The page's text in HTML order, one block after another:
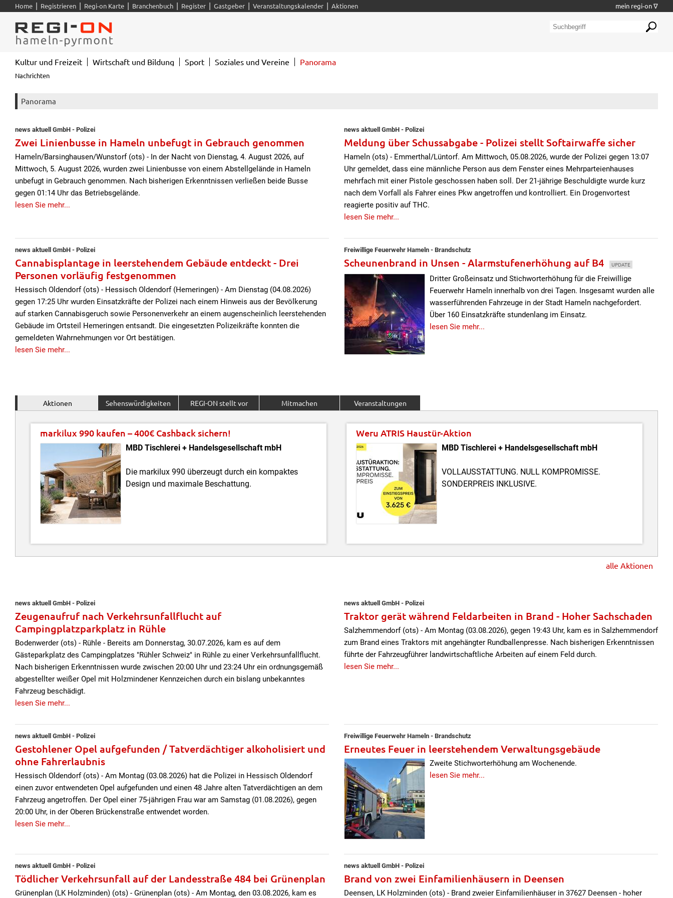
Panorama
news aktuell GmbH - Polizei
Zwei Linienbusse in Hameln unbefugt in Gebrauch genommen
Hameln/Barsinghausen/Wunstorf (ots) - In der Nacht von Dienstag, 4. August 2026, auf
Mittwoch, 5. August 2026, wurden zwei Linienbusse von einem Abstellgelände in Hameln
unbefugt in Gebrauch genommen. Nach bisherigen Erkenntnissen verließen beide Busse
gegen 01:14 Uhr das Betriebsgelände.
lesen Sie mehr...
news aktuell GmbH - Polizei
Meldung über Schussabgabe - Polizei stellt Softairwaffe sicher
Hameln (ots) - Emmerthal/Lüntorf. Am Mittwoch, 05.08.2026, wurde der Polizei gegen 13:07
Uhr gemeldet, dass eine männliche Person aus dem Fenster eines Mehrparteienhauses
mehrfach mit einer Pistole geschossen haben soll. Der 21-jährige Beschuldigte wurde kurz
nach dem Vorfall als Fahrer eines Pkw angetroffen und kontrolliert. Ein Drogenvortest
reagierte positiv auf THC.
lesen Sie mehr...
news aktuell GmbH - Polizei
Cannabisplantage in leerstehendem Gebäude entdeckt - Drei
Personen vorläufig festgenommen
Hessisch Oldendorf (ots) - Hessisch Oldendorf (Hemeringen) - Am Dienstag (04.08.2026)
gegen 17:25 Uhr wurden Einsatzkräfte der Polizei nach einem Hinweis aus der Bevölkerung
auf starken Cannabisgeruch sowie Personenverkehr an einem augenscheinlich leerstehenden
Gebäude im Ortsteil Hemeringen entsandt. Die eingesetzten Polizeikräfte konnten die
gemeldeten Wahrnehmungen vor Ort bestätigen.
lesen Sie mehr...
Freiwillige Feuerwehr Hameln - Brandschutz
Scheunenbrand in Unsen - Alarmstufenerhöhung auf B4 UPDATE
Dritter Großeinsatz und Stichworterhöhung für die Freiwillige
Feuerwehr Hameln innerhalb von drei Tagen. Insgesamt wurden alle
wasserführenden Fahrzeuge in der Stadt Hameln nachgefordert.
Über 160 Einsatzkräfte stundenlang im Einsatz.
lesen Sie mehr...
Aktionen Sehenswürdigkeiten REGI-ON stellt vor Mitmachen Veranstaltungen
markilux 990 kaufen – 400€ Cashback sichern!
MBD Tischlerei + Handelsgesellschaft mbH
Die markilux 990 überzeugt durch ein kompaktes
Design und maximale Beschattung.
Weru ATRIS Haustür-Aktion
MBD Tischlerei + Handelsgesellschaft mbH
VOLLAUSSTATTUNG. NULL KOMPROMISSE.
SONDERPREIS INKLUSIVE.
alle Aktionen
news aktuell GmbH - Polizei
Zeugenaufruf nach Verkehrsunfallflucht auf
Campingplatzparkplatz in Rühle
Bodenwerder (ots) - Rühle - Bereits am Donnerstag, 30.07.2026, kam es auf dem
Gästeparkplatz des Campingplatzes "Rühler Schweiz" in Rühle zu einer Verkehrsunfallflucht.
Nach bisherigen Erkenntnissen wurde zwischen 20:00 Uhr und 23:24 Uhr ein ordnungsgemäß
abgestellter weißer Opel mit Holzmindener Kennzeichen durch ein bislang unbekanntes
Fahrzeug beschädigt.
lesen Sie mehr...
news aktuell GmbH - Polizei
Traktor gerät während Feldarbeiten in Brand - Hoher Sachschaden
Salzhemmendorf (ots) - Am Montag (03.08.2026), gegen 19:43 Uhr, kam es in Salzhemmendorf
zum Brand eines Traktors mit angehängter Rundballenpresse. Nach bisherigen Erkenntnissen
führte der Fahrzeugführer landwirtschaftliche Arbeiten auf einem Feld durch.
lesen Sie mehr...
news aktuell GmbH - Polizei
Gestohlener Opel aufgefunden / Tatverdächtiger alkoholisiert und
ohne Fahrerlaubnis
Hessisch Oldendorf (ots) - Am Montag (03.08.2026) hat die Polizei in Hessisch Oldendorf
einen zuvor entwendeten Opel aufgefunden und einen 48 Jahre alten Tatverdächtigen an dem
Fahrzeug angetroffen. Der Opel einer 75-jährigen Frau war am Samstag (01.08.2026), gegen
20:00 Uhr, in der Oberen Brückenstraße entwendet worden.
lesen Sie mehr...
Freiwillige Feuerwehr Hameln - Brandschutz
Erneutes Feuer in leerstehendem Verwaltungsgebäude
Zweite Stichworterhöhung am Wochenende.
lesen Sie mehr...
news aktuell GmbH - Polizei
Tödlicher Verkehrsunfall auf der Landesstraße 484 bei Grünenplan
Grünenplan (LK Holzminden) (ots) - Grünenplan (ots) - Am Montag, den 03.08.2026, kam es
news aktuell GmbH - Polizei
Brand von zwei Einfamilienhäusern in Deensen
Deensen, LK Holzminden (ots) - Brand zweier Einfamilienhäuser in 37627 Deensen - hoher
Home | Registrieren | Regi-on Karte | Branchenbuch | Register | Gastgeber | Veranstaltungskalender | Aktionen mein regi-on ∇
Kultur und Freizeit Wirtschaft und Bildung Sport Soziales und Vereine Panorama
Nachrichten